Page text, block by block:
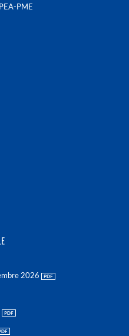
PME
2026